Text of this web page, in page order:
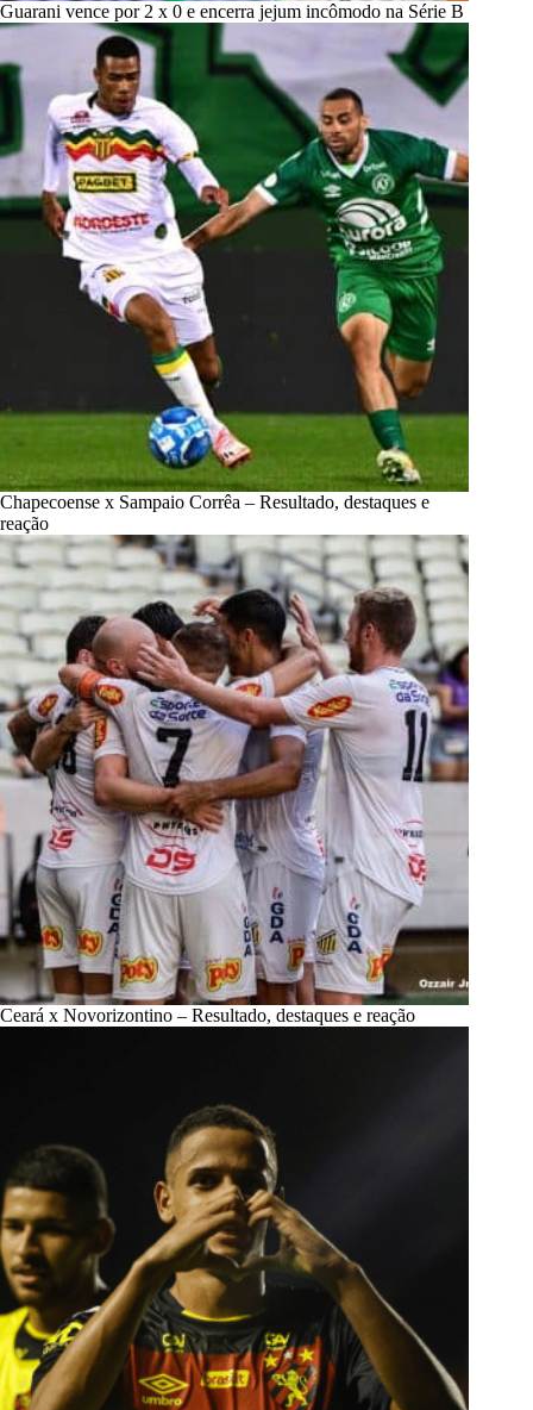
Guarani vence por 2 x 0 e encerra jejum incômodo na Série B
Chapecoense x Sampaio Corrêa – Resultado, destaques e
reação
Ceará x Novorizontino – Resultado, destaques e reação